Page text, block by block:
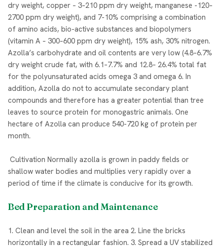
dry weight, copper – 3–210 ppm dry weight, manganese -120–
2700 ppm dry weight), and 7-10% comprising a combination
of amino acids, bio-active substances and biopolymers
(vitamin A – 300–600 ppm dry weight), 15% ash, 30% nitrogen.
Azolla’s carbohydrate and oil contents are very low (4.8–6.7%
dry weight crude fat, with 6.1–7.7% and 12.8– 26.4% total fat
for the polyunsaturated acids omega 3 and omega 6. In
addition, Azolla do not to accumulate secondary plant
compounds and therefore has a greater potential than tree
leaves to source protein for monogastric animals. One
hectare of Azolla can produce 540-720 kg of protein per
month.
Cultivation Normally azolla is grown in paddy fields or
shallow water bodies and multiplies very rapidly over a
period of time if the climate is conducive for its growth.
Bed Preparation and Maintenance
1. Clean and level the soil in the area 2. Line the bricks
horizontally in a rectangular fashion. 3. Spread a UV stabilized